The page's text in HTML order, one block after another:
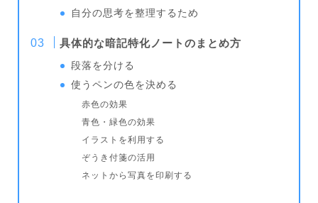
自分の思考を整理するため
具体的な暗記特化ノートのまとめ方
段落を分ける
使うペンの色を決める
赤色の効果
青色・緑色の効果
イラストを利用する
ぞうき付箋の活用
ネットから写真を印刷する